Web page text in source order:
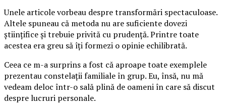
Unele articole vorbeau despre transformări spectaculoase.
Altele spuneau că metoda nu are suficiente dovezi
științifice și trebuie privită cu prudență. Printre toate
acestea era greu să îți formezi o opinie echilibrată.
Ceea ce m-a surprins a fost că aproape toate exemplele
prezentau constelații familiale în grup. Eu, însă, nu mă
vedeam deloc într-o sală plină de oameni în care să discut
despre lucruri personale.